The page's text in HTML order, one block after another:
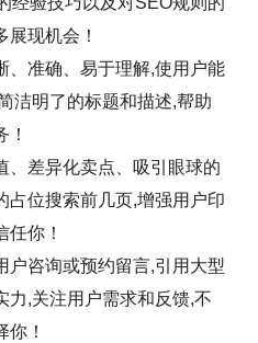
现机会！
、准确、易于理解,使用户能
洁明了的标题和描述,帮助
、差异化卖点、吸引眼球的
占位搜索前几页,增强用户印
你！
户咨询或预约留言,引用大型
力,关注用户需求和反馈,不
你！